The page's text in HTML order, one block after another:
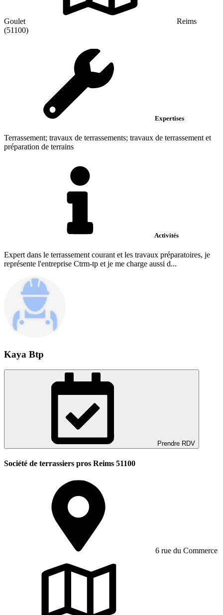
Goulet
Reims
(51100)
Expertises
Terrassement; travaux de terrassements; travaux de terrassement et
préparation de terrains
Activités
Expert dans le terrassement courant et les travaux préparatoires, je
représente l'entreprise Ctrm-tp et je me charge aussi d...
Kaya Btp
Prendre RDV
Société de terrassiers pros Reims 51100
6 rue du Commerce